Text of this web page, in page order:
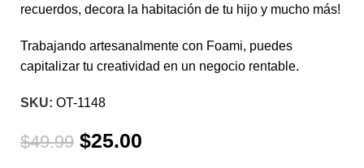
recuerdos, decora la habitación de tu hijo y mucho más!
Trabajando artesanalmente con Foami, puedes
capitalizar tu creatividad en un negocio rentable.
SKU: OT-1148
$49.99 $25.00